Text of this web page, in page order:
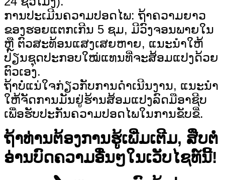
ການປະເມີນຄວາມປອດໄພ: ຖ້າຄວາມຍາວ
ຂອງຮອຍແຕກເກີນ 5 ຊມ, ມີວົງຈອນພາຍໃນ
ຫຼື ຕົວສະທ້ອນແສງເສຍຫາຍ, ແນະນຳໃຫ້
ປ່ຽນຊຸດປະກອບໃໝ່ແທນທີ່ຈະສ້ອມແປງດ້ວຍ
ຕົວເອງ.
ຖ້າບໍ່ແນ່ໃຈກ່ຽວກັບການດຳເນີນງານ, ແນະນຳ
ໃຫ້ຈັດການມັນຢູ່ຮ້ານສ້ອມແປງລົດມືອາຊີບ
ເພື່ອຮັບປະກັນຄວາມປອດໄພໃນການຂັບຂີ່.
ຖ້າທ່ານຕ້ອງການຮູ້ເພີ່ມເຕີມ, ສືບຕໍ່
ອ່ານບົດຄວາມອື່ນໆໃນເວັບໄຊທ໌ນີ້!